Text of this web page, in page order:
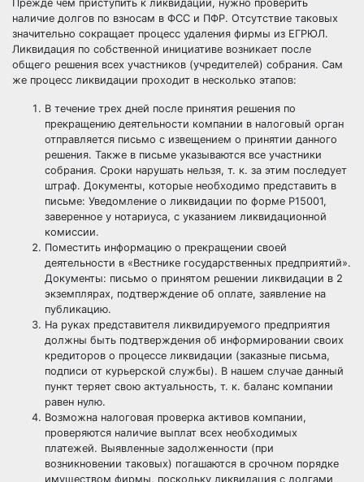
Прежде чем приступить к ликвидации, нужно проверить
наличие долгов по взносам в ФСС и ПФР. Отсутствие таковых
значительно сокращает процесс удаления фирмы из ЕГРЮЛ.
Ликвидация по собственной инициативе возникает после
общего решения всех участников (учредителей) собрания. Сам
же процесс ликвидации проходит в несколько этапов:
В течение трех дней после принятия решения по
прекращению деятельности компании в налоговый орган
отправляется письмо с извещением о принятии данного
решения. Также в письме указываются все участники
собрания. Сроки нарушать нельзя, т. к. за этим последует
штраф. Документы, которые необходимо представить в
письме: Уведомление о ликвидации по форме Р15001,
заверенное у нотариуса, с указанием ликвидационной
комиссии.
Поместить информацию о прекращении своей
деятельности в «Вестнике государственных предприятий».
Документы: письмо о принятом решении ликвидации в 2
экземплярах, подтверждение об оплате, заявление на
публикацию.
На руках представителя ликвидируемого предприятия
должны быть подтверждения об информировании своих
кредиторов о процессе ликвидации (заказные письма,
подписи от курьерской службы). В нашем случае данный
пункт теряет свою актуальность, т. к. баланс компании
равен нулю.
Возможна налоговая проверка активов компании,
проверяются наличие выплат всех необходимых
платежей. Выявленные задолженности (при
возникновении таковых) погашаются в срочном порядке
имуществом фирмы, поскольку ликвидация с долгами